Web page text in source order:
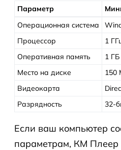
Параметр
Операционная система
Процессор
1
Оперативная память
1 ГБ
Место на диске
150
Видеокарта
Разрядность
32-
Если ваш компьютер
параметрам, КМ Плеер